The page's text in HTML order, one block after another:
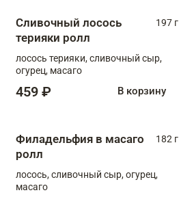
Сливочный лосось
терияки ролл
197 г
лосось терияки, сливочный сыр,
огурец, масаго
459 ₽ В корзину
Филадельфия в масаго
ролл
182 г
лосось, сливочный сыр, огурец,
масаго